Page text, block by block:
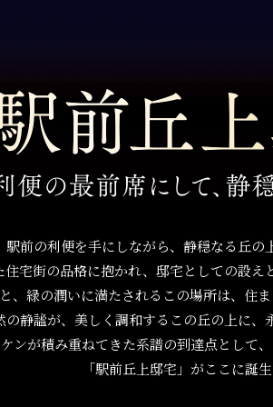
駅前の利便を手にしながら、静穏なる丘の
宅街の品格に抱かれ、邸宅としての設え
、緑の潤いに満たされるこの場所は、住
静謐が、美しく調和するこの丘の上に、
ンが積み重ねてきた系譜の到達点として
「駅前丘上邸宅」がここに誕生